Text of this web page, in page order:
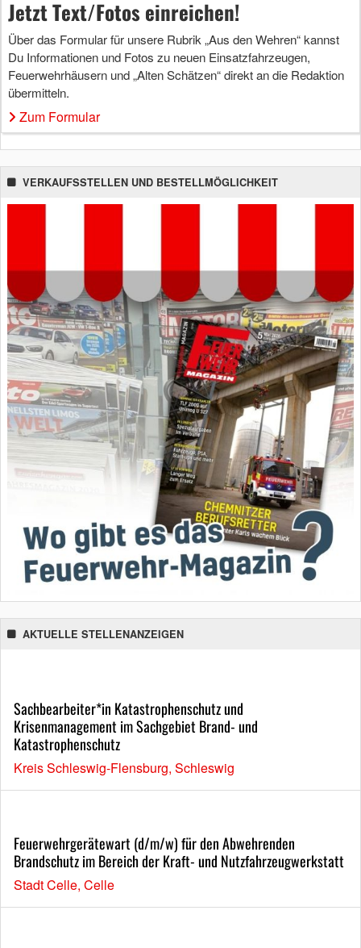
Jetzt Text/Fotos einreichen!
Über das Formular für unsere Rubrik „Aus den Wehren“ kannst
Du Informationen und Fotos zu neuen Einsatzfahrzeugen,
Feuerwehrhäusern und „Alten Schätzen“ direkt an die Redaktion
übermitteln.
Zum Formular
VERKAUFSSTELLEN UND BESTELLMÖGLICHKEIT
AKTUELLE STELLENANZEIGEN
Sachbearbeiter*in Katastrophenschutz und
Krisenmanagement im Sachgebiet Brand- und
Katastrophenschutz
Kreis Schleswig-Flensburg, Schleswig
Feuerwehrgerätewart (d/m/w) für den Abwehrenden
Brandschutz im Bereich der Kraft- und Nutzfahrzeugwerkstatt
Stadt Celle, Celle